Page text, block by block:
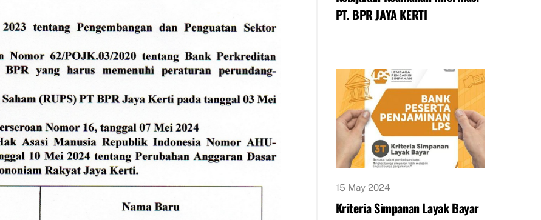
PT. BPR JAYA KERTI
15 May 2024
Kriteria Simpanan Layak Bayar